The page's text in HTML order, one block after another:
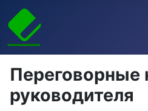
Переговорные
руководителя